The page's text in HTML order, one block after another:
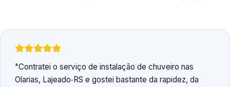
Contratei o serviço de instalação de chuveiro nas
Olarias, Lajeado‑RS e gostei bastante da rapidez, da